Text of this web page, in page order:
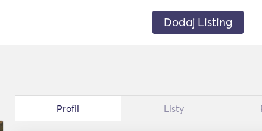
Dodaj Listing
Profil Listy